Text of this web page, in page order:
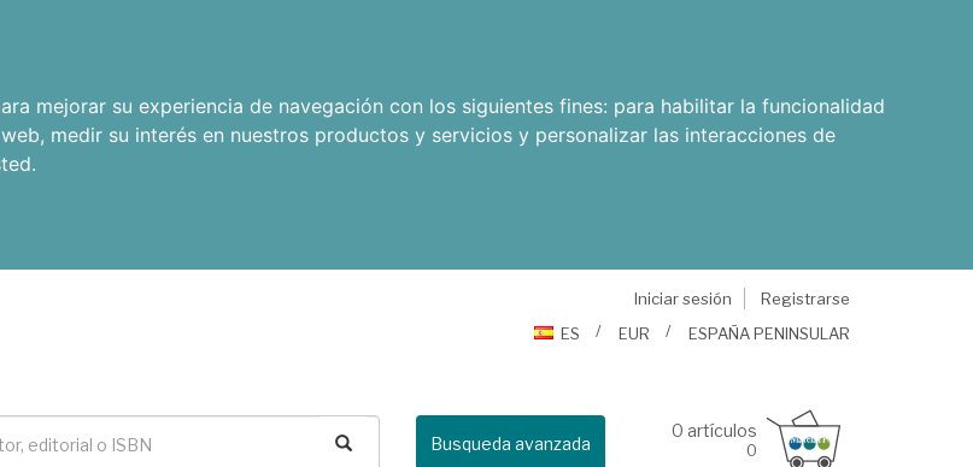
mejorar su experiencia de navegación con los siguientes fines: para habilitar la funcionalidad
, medir su interés en nuestros productos y servicios y personalizar las interacciones de
.
Iniciar sesión
Registrarse
ES
EUR ESPAÑA PENINSULAR
Busqueda avanzada
0 artículos
0